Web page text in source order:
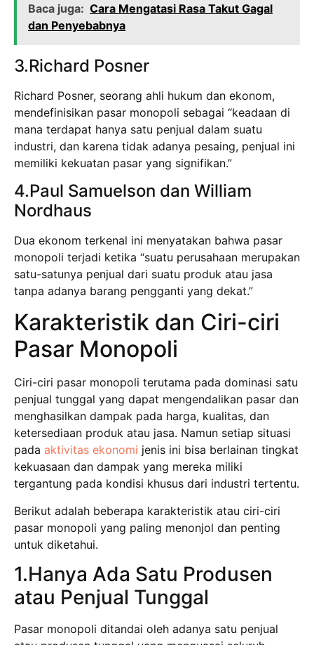
Baca juga: Cara Mengatasi Rasa Takut Gagal
dan Penyebabnya
3.Richard Posner
Richard Posner, seorang ahli hukum dan ekonom,
mendefinisikan pasar monopoli sebagai “keadaan di
mana terdapat hanya satu penjual dalam suatu
industri, dan karena tidak adanya pesaing, penjual ini
memiliki kekuatan pasar yang signifikan.”
4.Paul Samuelson dan William
Nordhaus
Dua ekonom terkenal ini menyatakan bahwa pasar
monopoli terjadi ketika “suatu perusahaan merupakan
satu-satunya penjual dari suatu produk atau jasa
tanpa adanya barang pengganti yang dekat.”
Karakteristik dan Ciri-ciri
Pasar Monopoli
Ciri-ciri pasar monopoli terutama pada dominasi satu
penjual tunggal yang dapat mengendalikan pasar dan
menghasilkan dampak pada harga, kualitas, dan
ketersediaan produk atau jasa. Namun setiap situasi
pada aktivitas ekonomi jenis ini bisa berlainan tingkat
kekuasaan dan dampak yang mereka miliki
tergantung pada kondisi khusus dari industri tertentu.
Berikut adalah beberapa karakteristik atau ciri-ciri
pasar monopoli yang paling menonjol dan penting
untuk diketahui.
1.Hanya Ada Satu Produsen
atau Penjual Tunggal
Pasar monopoli ditandai oleh adanya satu penjual